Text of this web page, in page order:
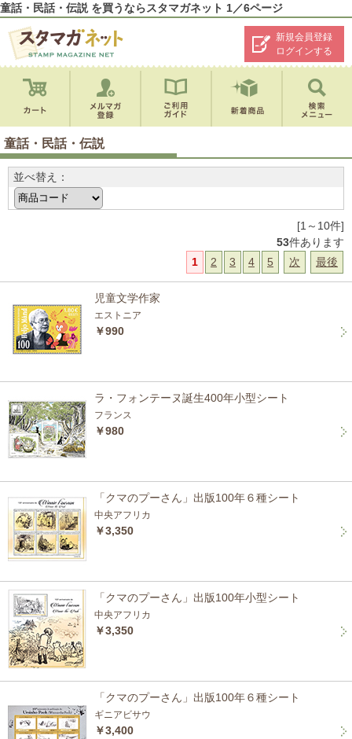
童話・民話・伝説 を買うならスタマガネット 1／6ページ
新規会員登録
ログインする
童話・民話・伝説
並べ替え：
[1～10件]
53件あります
1
2 3 4 5 次 最後
児童文学作家
エストニア
￥990
ラ・フォンテーヌ誕生400年小型シート
フランス
￥980
「クマのプーさん」出版100年６種シート
中央アフリカ
￥3,350
「クマのプーさん」出版100年小型シート
中央アフリカ
￥3,350
「クマのプーさん」出版100年６種シート
ギニアビサウ
￥3,400